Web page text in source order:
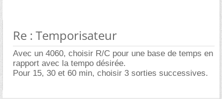
Re : Temporisateur
Avec un 4060, choisir R/C pour une base de temps en
rapport avec la tempo désirée.
Pour 15, 30 et 60 min, choisir 3 sorties successives.